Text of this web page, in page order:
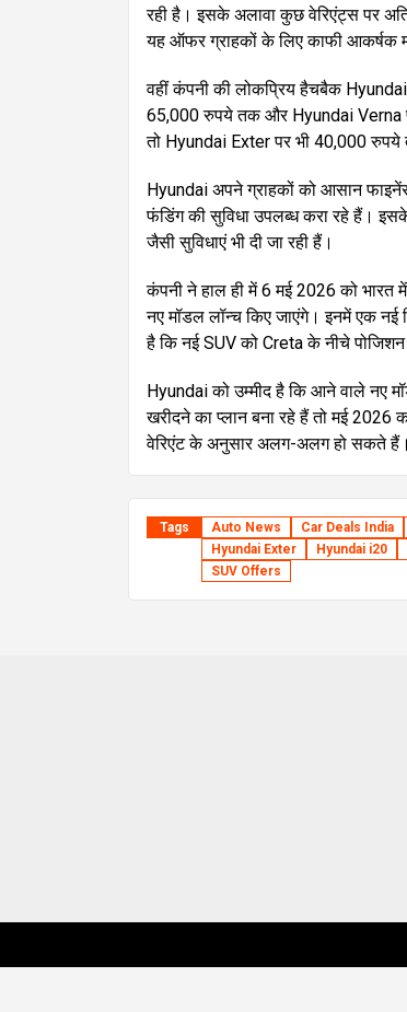
रही है। इसके अलावा कुछ वेरिएंट्स पर
यह ऑफर ग्राहकों के लिए काफी आकर्षक
वहीं कंपनी की लोकप्रिय हैचबैक
65,000 रुपये तक और Hyundai Verna
तो Hyundai Exter पर भी 40,000
Hyundai अपने ग्राहकों को आसान
फंडिंग की सुविधा उपलब्ध करा रहे हैं।
जैसी सुविधाएं भी दी जा रही हैं।
कंपनी ने हाल ही में 6 मई 2026 को भारत
नए मॉडल लॉन्च किए जाएंगे। इनमें एक नई
है कि नई SUV को Creta के नीचे पोजिशन
Hyundai को उम्मीद है कि आने वाले नए
खरीदने का प्लान बना रहे हैं तो मई
वेरिएंट के अनुसार अलग-अलग हो सकते हैं।
Tags Auto News Car Deals India
Hyundai Exter
Hyundai i20
SUV Offers